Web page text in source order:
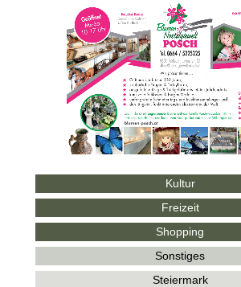
Kultur
Freizeit
Shopping
Sonstiges
Steiermark